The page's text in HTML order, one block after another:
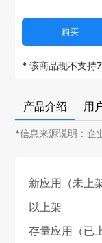
购买
* 该商品现不支持
产品介绍 用
*信息来源说明：企
新应用（未上
以上架
存量应用（已